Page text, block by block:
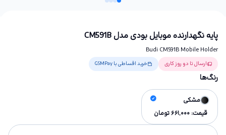
پایه نگهدارنده موبایل بودی مدل CM591B
Budi CM591B Mobile Holder
ارسال تا دو روز کاری خرید اقساطی با GSMPay
رنگ‌ها
مشکی
قیمت: 661,000تومان